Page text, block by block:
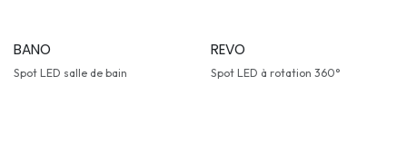
BANO
Spot LED salle de bain
REVO
Spot LED à rotation 360°